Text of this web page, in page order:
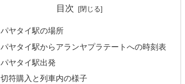
目次
パヤタイ駅の場所
パヤタイ駅からアランヤプラテートへの時刻表
パヤタイ駅出発
切符購入と列車内の様子